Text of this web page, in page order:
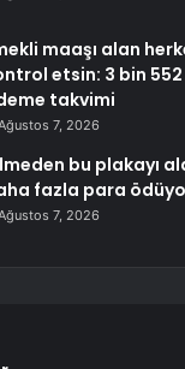
maaşı alan
etsin: 3 bin 552
takvimi
7, 2026
bu plakayı
fazla para
7, 2026